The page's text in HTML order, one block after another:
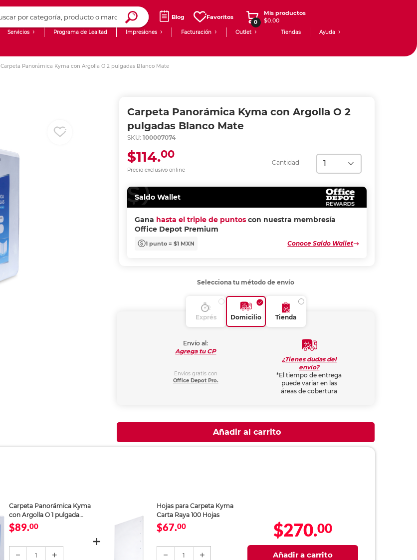
Blog Favoritos
0
Mis productos
$0.00
Servicios Programa de Lealtad Impresiones Facturación Outlet Tiendas Ayuda
Carpeta Panorámica Kyma con Argolla O 2 pulgadas Blanco Mate
Carpeta Panorámica Kyma con Argolla O 2
pulgadas Blanco Mate
SKU: 100007074
Cantidad
Precio exclusivo online
$114.00
Saldo Wallet
Gana hasta el triple de puntos con nuestra membresía
Office Depot Premium
1 punto = $1 MXN Conoce Saldo Wallet
Selecciona tu método de envío
Exprés Domicilio Tienda
Envío al:
Agrega tu CP
Envíos gratis con
Office Depot Pro.
¿Tienes dudas del
envío?
*El tiempo de entrega
puede variar en las
áreas de cobertura
Añadir al carrito
Carpeta Panorámica Kyma
con Argolla O 1 pulgada
Blanco Mate
$89.00
1
Hojas para Carpeta Kyma
Carta Raya 100 Hojas
$67.00
1
$270.00
Añadir a carrito